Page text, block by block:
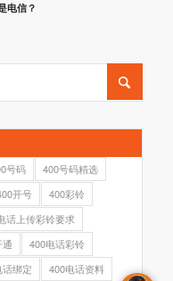
电信？
号码
400号码精选
开号
400彩铃
话上传彩铃要求
400电话彩铃
绑定 400电话资料